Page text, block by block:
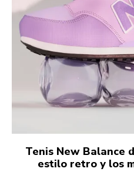
Tenis New Balance
estilo retro y los